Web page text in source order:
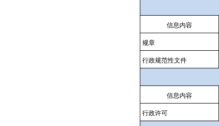
信息内容
规章
行政规范性文件
信息内容
行政许可